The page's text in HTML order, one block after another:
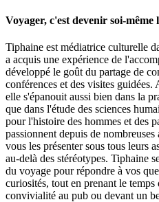
Voyager, c'est devenir soi-même
Tiphaine est médiatrice culturelle
a acquis une expérience de
développé le goût du partage de
conférences et des visites
elle s'épanouit aussi bien dans la
que dans l'étude des sciences
pour l'histoire des hommes et des
passionnent depuis de
vous les présenter sous tous leurs
au-delà des stéréotypes. Tiphaine
du voyage pour répondre à vos
curiosités, tout en prenant le
convivialité au pub ou devant un